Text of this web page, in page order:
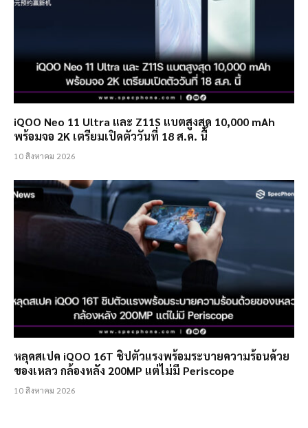
iQOO Neo 11 Ultra และ Z11S แบตสูงสุด 10,000 mAh
พร้อมจอ 2K เตรียมเปิดตัววันที่ 18 ส.ค. นี้
10 สิงหาคม 2026
หลุดสเปค iQOO 16T ชิปตัวแรงพร้อมระบายความร้อนด้วย
ของเหลว กล้องหลัง 200MP แต่ไม่มี Periscope
10 สิงหาคม 2026